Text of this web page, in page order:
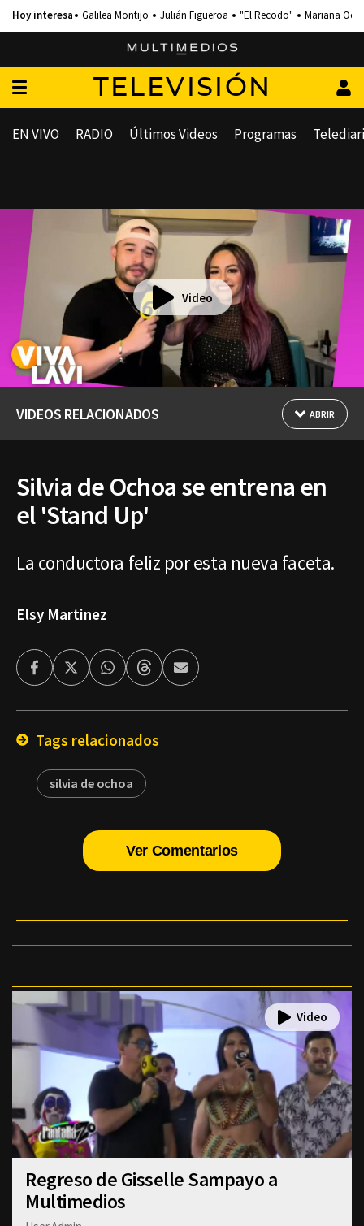
Galilea Montijo Julián Figueroa "El Recodo" Mariana
TELEVISIÓN
EN VIVO RADIO Últimos Videos Programas
Video
VIDEOS RELACIONADOS ABRIR
Silvia de Ochoa se entrena en
el 'Stand Up'
La conductora feliz por esta nueva faceta.
Elsy Martinez
FacebookTwitterWhatsappThreadsEnviar
por
Tags relacionados
silvia de ochoa
Ver Comentarios
Regreso de Gisselle Sampayo a
Multimedios